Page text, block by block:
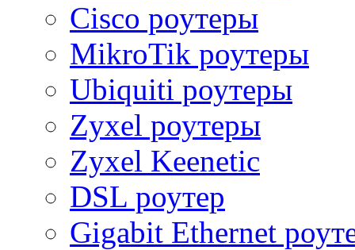
Cisco роутеры
MikroTik роутеры
Ubiquiti роутеры
Zyxel роутеры
Zyxel Keenetic
DSL роутер
Gigabit Ethernet